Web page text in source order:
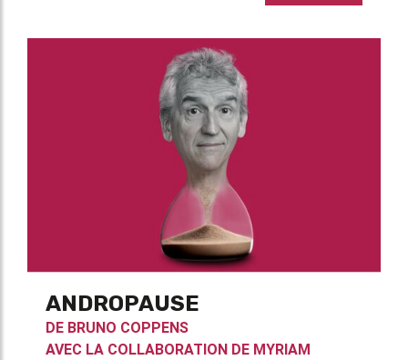
ANDROPAUSE
DE BRUNO COPPENS
AVEC LA COLLABORATION DE MYRIAM